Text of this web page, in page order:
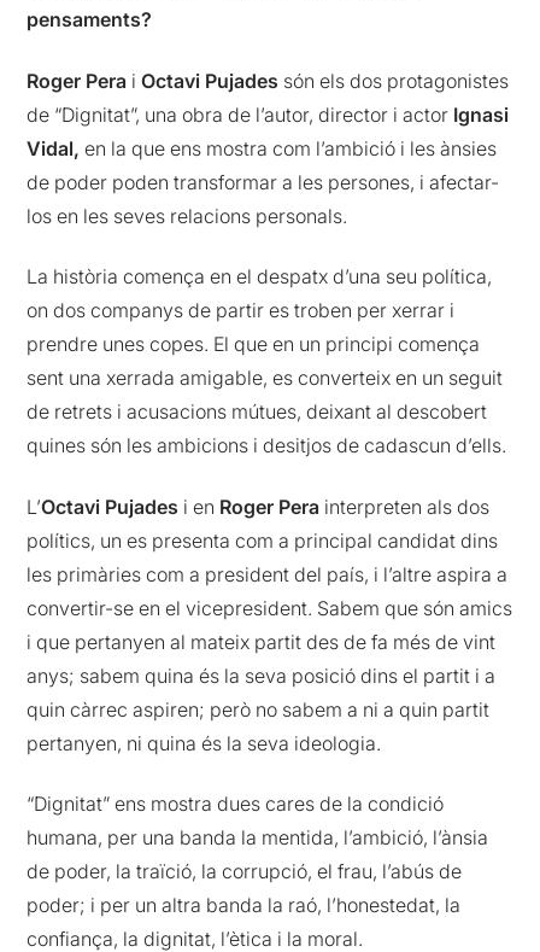
pensaments?
Roger Pera iOctavi Pujades són els dos protagonistes
de “Dignitat”, una obra de l’autor, director i actor Ignasi
Vidal,en la que ens mostra com l’ambició i les ànsies
de poder poden transformar a les persones, i afectar-
los en les seves relacions personals.
La història comença en el despatx d’una seu política,
on dos companys de partir es troben per xerrar i
prendre unes copes. El que en un principi comença
sent una xerrada amigable, es converteix en un seguit
de retrets i acusacions mútues, deixant al descobert
quines són les ambicions i desitjos de cadascun d’ells.
L’Octavi Pujades i en Roger Pera interpreten als dos
polítics, un es presenta com a principal candidat dins
les primàries com a president del país, i l’altre aspira a
convertir-se en el vicepresident. Sabem que són amics
i que pertanyen al mateix partit des de fa més de vint
anys; sabem quina és la seva posició dins el partit i a
quin càrrec aspiren; però no sabem a ni a quin partit
pertanyen, ni quina és la seva ideologia.
“Dignitat” ens mostra dues cares de la condició
humana, per una banda la mentida, l’ambició, l’ànsia
de poder, la traïció, la corrupció, el frau, l’abús de
poder; i per un altra banda la raó, l’honestedat, la
confiança, la dignitat, l’ètica i la moral.